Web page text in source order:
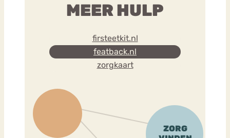
MEER HULP
firsteetkit.nl
featback.nl
zorgkaart